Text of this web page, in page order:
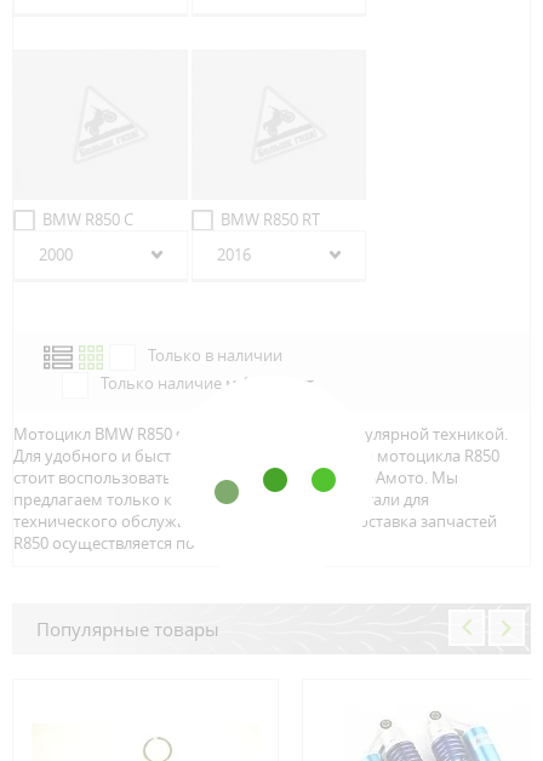
BMW R850 C
2000
BMW R850 RT
2016
Только в наличии
Только наличие м.Аэропорт
Мотоцикл BMW R850 является достаточно популярной техникой.
Для удобного и быстрого поиска запчастей для мотоцикла R850
стоит воспользоваться онлайн каталогом от ЛБАмото. Мы
предлагаем только качественный тюнинг и детали для
технического обслуживание вашего байка. Доставка запчастей
R850 осуществляется по всей Росcии.
Популярные товары